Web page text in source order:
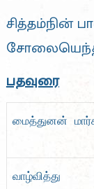
சித்தம்நின்
பதவுரை
மைத்துனன்
வாழ்வித்து